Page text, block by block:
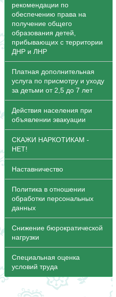
рекомендации по
обеспечению права на
получение общего
образования детей,
прибывающих с территории
ДНР и ЛНР
Платная дополнительная
услуга по присмотру и уходу
за детьми от 2,5 до 7 лет
Действия населения при
объявлении эвакуации
СКАЖИ НАРКОТИКАМ -
НЕТ!
Наставничество
Политика в отношении
обработки персональных
данных
Снижение бюрократической
нагрузки
Специальная оценка
условий труда